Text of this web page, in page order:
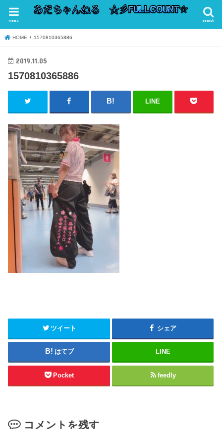
search
menu
HOME 1570810365886
2019.11.05
1570810365886
LINE
ツイート シェア
はてブ LINE
Pocket feedly
コメントを残す